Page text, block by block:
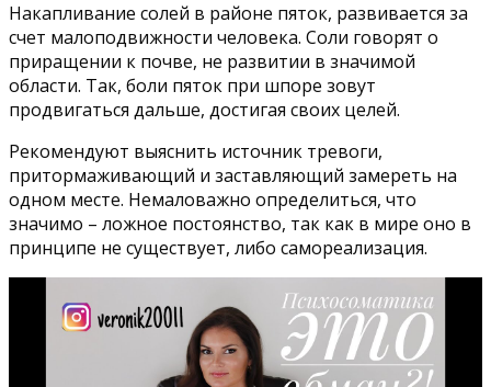
Накапливание солей в районе пяток, развивается за
счет малоподвижности человека. Соли говорят о
приращении к почве, не развитии в значимой
области. Так, боли пяток при шпоре зовут
продвигаться дальше, достигая своих целей.
Рекомендуют выяснить источник тревоги,
притормаживающий и заставляющий замереть на
одном месте. Немаловажно определиться, что
значимо – ложное постоянство, так как в мире оно в
принципе не существует, либо самореализация.